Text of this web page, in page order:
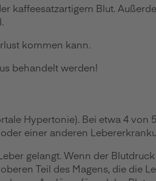
Blut.
kommen kann.
behandelt werden!
Hypertonie). Bei etwa 4 von
einer anderen
gelangt. Wenn der
Teil des Magens, die die